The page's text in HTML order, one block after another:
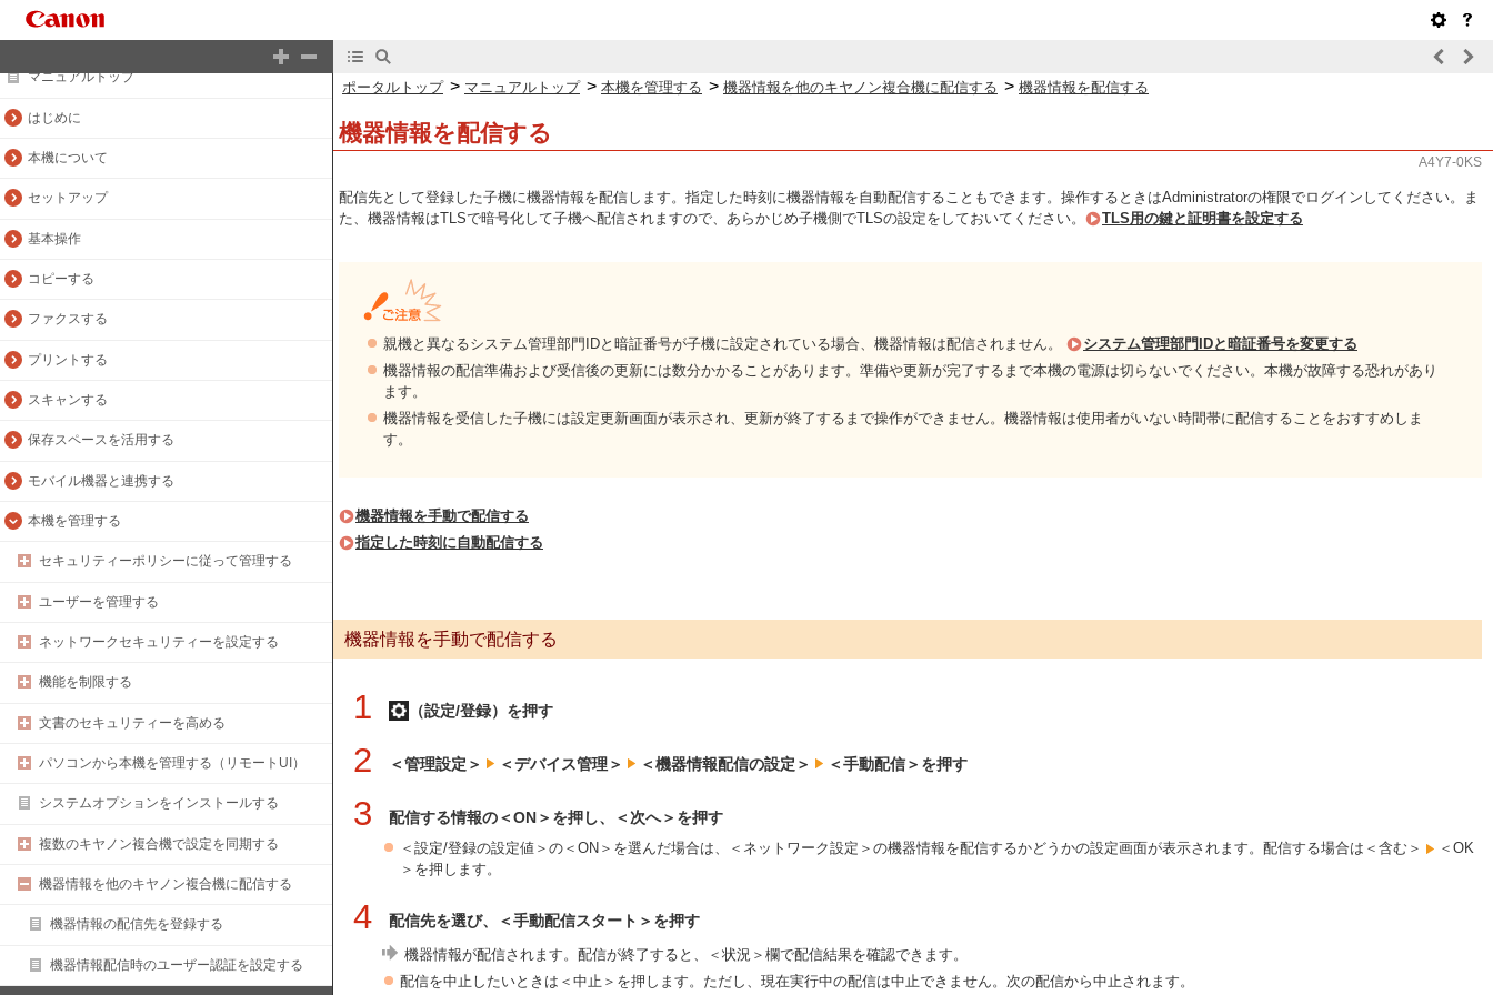
ポータルトップ
マニュアルトップ
はじめに
本機について
セットアップ
基本操作
コピーする
ファクスする
プリントする
スキャンする
保存スペースを活用する
モバイル機器と連携する
本機を管理する
セキュリティーポリシーに従って管理する
ユーザーを管理する
ネットワークセキュリティーを設定する
機能を制限する
文書のセキュリティーを高める
パソコンから本機を管理する（リモートUI）
システムオプションをインストールする
複数のキヤノン複合機で設定を同期する
機器情報を他のキヤノン複合機に配信する
機器情報の配信先を登録する
機器情報配信時のユーザー認証を設定する
ポータルトップ > マニュアルトップ > 本機を管理する > 機器情報を他のキヤノン複合機に配信する > 機器情報を配信する
機器情報を配信する
A4Y7-0KS
配信先として登録した子機に機器情報を配信します。指定した時刻に機器情報を自動配信することもできます。操作するときはAdministratorの権限でログインしてください。ま
た、機器情報はTLSで暗号化して子機へ配信されますので、あらかじめ子機側でTLSの設定をしておいてください。
TLS用の鍵と証明書を設定する
親機と異なるシステム管理部門IDと暗証番号が子機に設定されている場合、機器情報は配信されません。
システム管理部門IDと暗証番号を変更する
機器情報の配信準備および受信後の更新には数分かかることがあります。準備や更新が完了するまで本機の電源は切らないでください。本機が故障する恐れがあり
ます。
機器情報を受信した子機には設定更新画面が表示され、更新が終了するまで操作ができません。機器情報は使用者がいない時間帯に配信することをおすすめしま
す。
機器情報を手動で配信する
指定した時刻に自動配信する
機器情報を手動で配信する
1 （設定/登録）を押す
2 ＜管理設定＞ ＜デバイス管理＞ ＜機器情報配信の設定＞ ＜手動配信＞を押す
3 配信する情報の＜ON＞を押し、＜次へ＞を押す
＜設定/登録の設定値＞の＜ON＞を選んだ場合は、＜ネットワーク設定＞の機器情報を配信するかどうかの設定画面が表示されます。配信する場合は＜含む＞
＜OK
＞を押します。
4 配信先を選び、＜手動配信スタート＞を押す
機器情報が配信されます。配信が終了すると、＜状況＞欄で配信結果を確認できます。
配信を中止したいときは＜中止＞を押します。ただし、現在実行中の配信は中止できません。次の配信から中止されます。